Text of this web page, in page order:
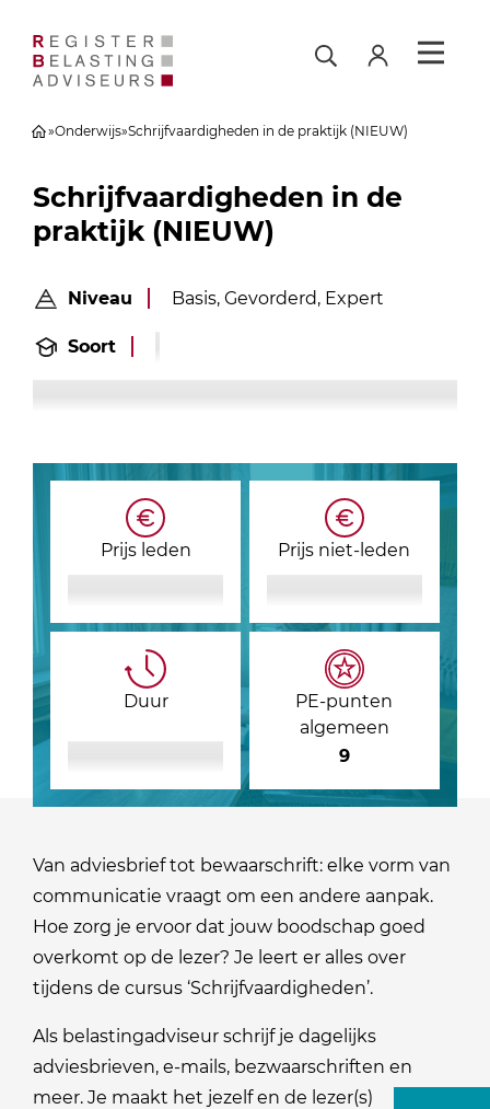
»Onderwijs»Schrijfvaardigheden in de praktijk (NIEUW)
Schrijfvaardigheden in de
praktijk (NIEUW)
Niveau Basis, Gevorderd, Expert
Soort
Prijs leden Prijs niet-leden
Duur
PE-punten
algemeen
9
Van adviesbrief tot bewaarschrift: elke vorm van
communicatie vraagt om een andere aanpak.
Hoe zorg je ervoor dat jouw boodschap goed
overkomt op de lezer? Je leert er alles over
tijdens de cursus ‘Schrijfvaardigheden’.
Als belastingadviseur schrijf je dagelijks
adviesbrieven, e-mails, bezwaarschriften en
meer. Je maakt het jezelf en de lezer(s)